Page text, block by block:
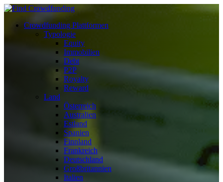
Crowdfunding Plattformen
Typologie
Equity
Immobilien
Debt
P2P
Royalty
Reward
Land
Österreich
Australien
Estland
Spanien
Finnland
Frankreich
Deutschland
Großbritannien
Italien